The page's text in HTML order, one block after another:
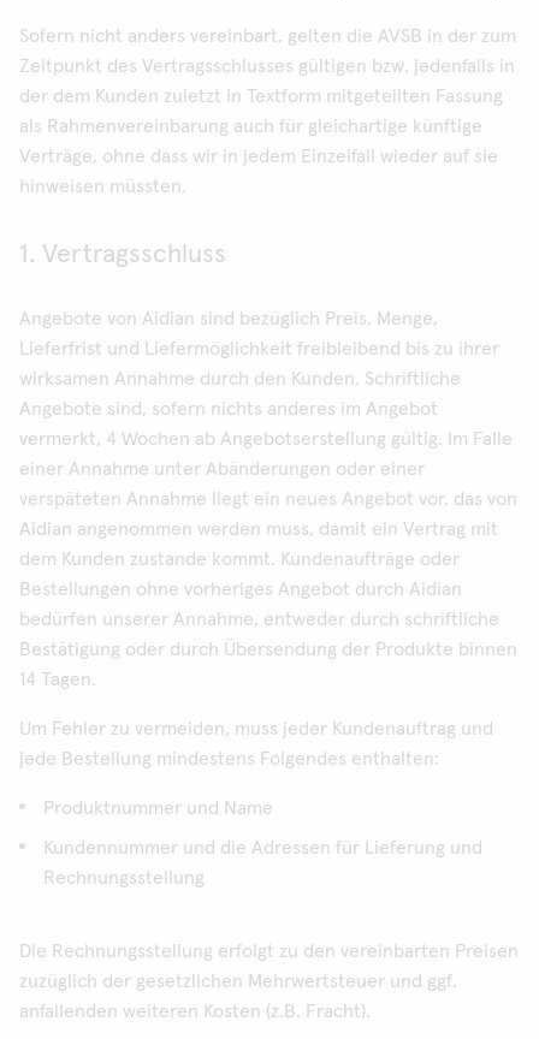
Sofern nicht anders vereinbart, gelten die AVSB in der zum
Zeitpunkt des Vertragsschlusses gültigen bzw. jedenfalls in
der dem Kunden zuletzt in Textform mitgeteilten Fassung
als Rahmenvereinbarung auch für gleichartige künftige
Verträge, ohne dass wir in jedem Einzelfall wieder auf sie
hinweisen müssten.
1. Vertragsschluss
Angebote von Aidian sind bezüglich Preis, Menge,
Lieferfrist und Liefermöglichkeit freibleibend bis zu ihrer
wirksamen Annahme durch den Kunden. Schriftliche
Angebote sind, sofern nichts anderes im Angebot
vermerkt, 4 Wochen ab Angebotserstellung gültig. Im Falle
einer Annahme unter Abänderungen oder einer
verspäteten Annahme liegt ein neues Angebot vor, das von
Aidian angenommen werden muss, damit ein Vertrag mit
dem Kunden zustande kommt. Kundenaufträge oder
Bestellungen ohne vorheriges Angebot durch Aidian
bedürfen unserer Annahme, entweder durch schriftliche
Bestätigung oder durch Übersendung der Produkte binnen
14 Tagen.
Um Fehler zu vermeiden, muss jeder Kundenauftrag und
jede Bestellung mindestens Folgendes enthalten:
Produktnummer und Name
Kundennummer und die Adressen für Lieferung und
Rechnungsstellung
Die Rechnungsstellung erfolgt zu den vereinbarten Preisen
zuzüglich der gesetzlichen Mehrwertsteuer und ggf.
anfallenden weiteren Kosten (z.B. Fracht).